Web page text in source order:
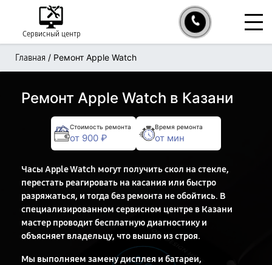
Сервисный центр
Главная / Ремонт Apple Watch
Ремонт Apple Watch в Казани
Стоимость ремонта
от 900 ₽
Время ремонта
от мин
Часы Apple Watch могут получить скол на стекле,
перестать реагировать на касания или быстро
разряжаться, и тогда без ремонта не обойтись. В
специализированном сервисном центре в Казани
мастер проводит бесплатную диагностику и
объясняет владельцу, что вышло из строя.
Мы выполняем замену дисплея и батареи,